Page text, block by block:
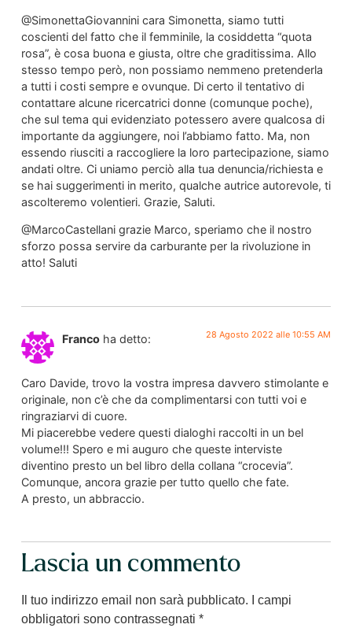
@SimonettaGiovannini cara Simonetta, siamo tutti
coscienti del fatto che il femminile, la cosiddetta “quota
rosa”, è cosa buona e giusta, oltre che graditissima. Allo
stesso tempo però, non possiamo nemmeno pretenderla
a tutti i costi sempre e ovunque. Di certo il tentativo di
contattare alcune ricercatrici donne (comunque poche),
che sul tema qui evidenziato potessero avere qualcosa di
importante da aggiungere, noi l’abbiamo fatto. Ma, non
essendo riusciti a raccogliere la loro partecipazione, siamo
andati oltre. Ci uniamo perciò alla tua denuncia/richiesta e
se hai suggerimenti in merito, qualche autrice autorevole, ti
ascolteremo volentieri. Grazie, Saluti.
@MarcoCastellani grazie Marco, speriamo che il nostro
sforzo possa servire da carburante per la rivoluzione in
atto! Saluti
Franco ha detto: 28 Agosto 2022 alle 10:55 AM
Caro Davide, trovo la vostra impresa davvero stimolante e
originale, non c’è che da complimentarsi con tutti voi e
ringraziarvi di cuore.
Mi piacerebbe vedere questi dialoghi raccolti in un bel
volume!!! Spero e mi auguro che queste interviste
diventino presto un bel libro della collana “crocevia”.
Comunque, ancora grazie per tutto quello che fate.
A presto, un abbraccio.
Lascia un commento
Il tuo indirizzo email non sarà pubblicato.
I campi
obbligatori sono contrassegnati *